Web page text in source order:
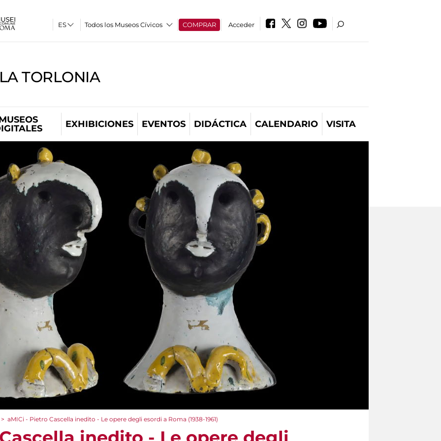
Todos los Museos Cívicos COMPRAR Acceder
TORLONIA
EXHIBICIONES EVENTOS DIDÁCTICA CALENDARIO VISITA
> aMICi - Pietro Cascella inedito - Le opere degli esordi a Roma (1938-1961)